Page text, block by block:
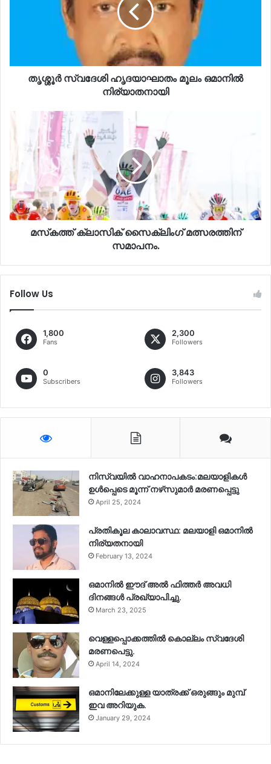
തൃശ്ശൂർ സ്വദേശി ഹൃദയാഘാതം മൂലം ഒമാനിൽ
നിര്യാതനായി
മസ്‌കത്ത് ക്ലാസിക് സൈക്ലിംഗ് മത്സരത്തിന്
സമാപനം.
Follow Us
1,800
Fans
2,300
Followers
0
Subscribers
3,843
Followers
നിസ്‌വയിൽ വാഹനാപകടം:മലയാളികള്‍
ഉള്‍പ്പെടെ മൂന്ന് നഴ്‌സുമാര്‍ മരണപ്പെട്ടു
April 25, 2024
പ്രതികൂല കാലാവസ്ഥ: മലയാളി ഒമാനിൽ
നിര്യതനായി
February 13, 2024
ഒമാനിൽ ഈദ് അൽ ഫിത്തർ അവധി
ദിനങ്ങൾ പ്രഖ്യാപിച്ചു.
March 23, 2025
വെള്ളപ്പൊക്കത്തിൽ കൊല്ലം സ്വദേശി
മരണപെട്ടു.
April 14, 2024
ഒമാനിലേക്കുള്ള യാത്രക്ക് ഒരുങ്ങും മുമ്പ്
ഇവ അറിയുക.
January 29, 2024